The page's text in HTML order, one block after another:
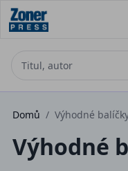
Domů / Výhodné
Výhodné